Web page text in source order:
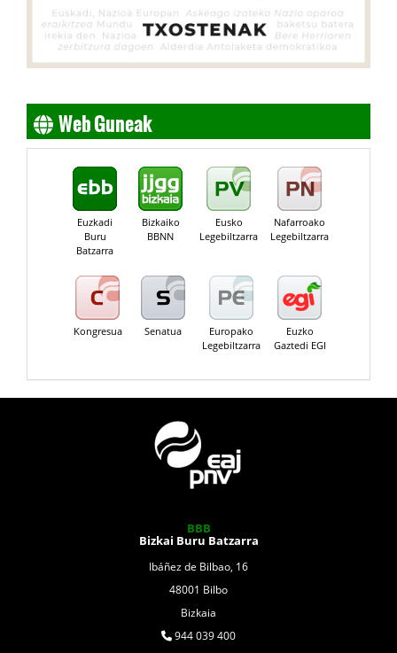
Web Guneak
Euzkadi
Buru
Batzarra
Bizkaiko
BBNN
Eusko
Legebiltzarra
Nafarroako
Legebiltzarra
Kongresua Senatua
Europako
Legebiltzarra
Euzko
Gaztedi EGI
BBB
Bizkai Buru Batzarra
Ibáñez de Bilbao, 16
48001 Bilbo
Bizkaia
944 039 400